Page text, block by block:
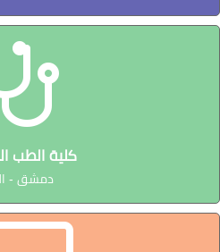
كلية الطب
دمشق - التل